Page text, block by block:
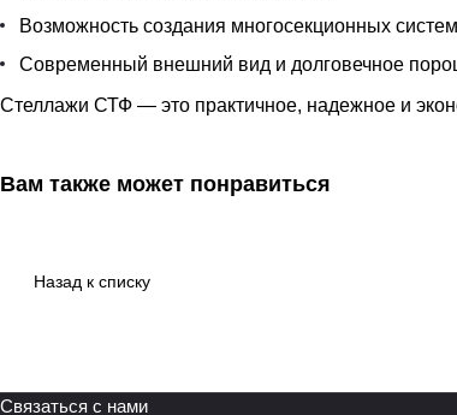
Возможность создания многосекционных
Современный внешний вид и долговечное
Стеллажи СТФ — это практичное, надежное и
Вам также может понравиться
Назад к списку
Связаться с нами